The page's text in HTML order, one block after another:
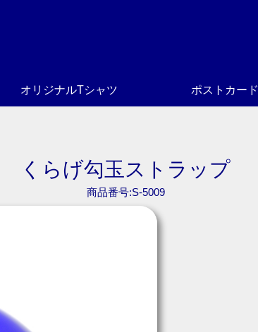
オリジナルTシャツ ポストカード
くらげ勾玉ストラップ
商品番号:S-5009